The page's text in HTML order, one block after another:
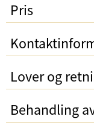
Pris
Lover og
Behandling